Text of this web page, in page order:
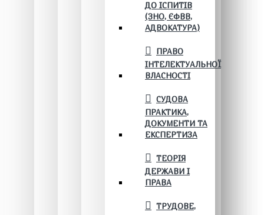
ДО ІСПИТІВ
(ЗНО, ЄФВВ,
АДВОКАТУРА)
ПРАВО
ІНТЕЛЕКТУАЛЬНОЇ
ВЛАСНОСТІ
СУДОВА
ПРАКТИКА,
ДОКУМЕНТИ ТА
ЕКСПЕРТИЗА
ТЕОРІЯ
ДЕРЖАВИ І
ПРАВА
ТРУДОВЕ,